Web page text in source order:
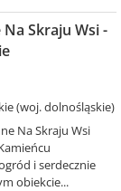
Skraju Wsi -
(woj. dolnośląskie)
Na Skraju Wsi
i serdecznie
obiekcie...